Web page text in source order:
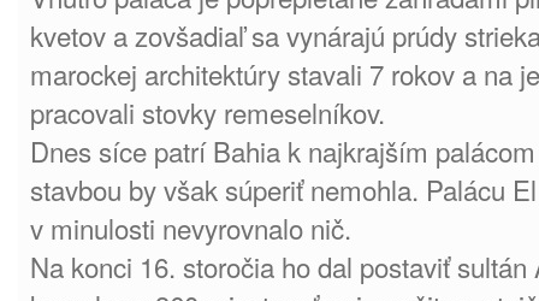
kvetov a zovšadiaľ sa vynárajú prúdy
marockej architektúry stavali 7 rokov a na
pracovali stovky remeselníkov.
Dnes síce patrí Bahia k najkrajším
stavbou by však súperiť nemohla. Palácu
v minulosti nevyrovnalo nič.
Na konci 16. storočia ho dal postaviť